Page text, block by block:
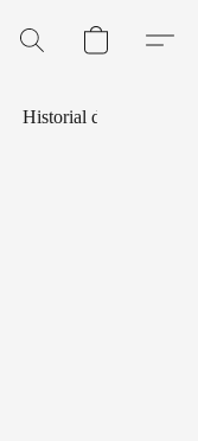
Historial de Pedidos